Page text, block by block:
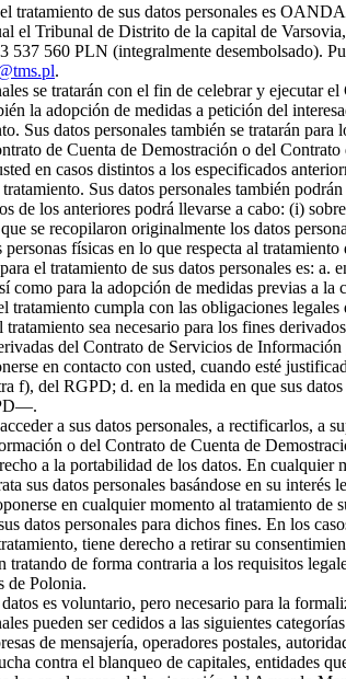
tratamiento de sus datos personales es
el Tribunal de Distrito de la capital de
537 560 PLN (integralmente desembolsado).
.
se tratarán con el fin de celebrar y ejecutar
la adopción de medidas a petición del
Sus datos personales también se tratarán
de Cuenta de Demostración o del
en casos distintos a los especificados
Sus datos personales también
de los anteriores podrá llevarse a cabo: (i)
se recopilaron originalmente los datos
personas físicas en lo que respecta al
el tratamiento de sus datos personales es:
como para la adopción de medidas previas a
tratamiento cumpla con las obligaciones
tratamiento sea necesario para los fines
del Contrato de Servicios de
en contacto con usted, cuando esté
f), del RGPD; d. en la medida en que sus
a sus datos personales, a rectificarlos,
o del Contrato de Cuenta de
a la portabilidad de los datos. En cualquier
sus datos personales basándose en su
en cualquier momento al tratamiento
datos personales para dichos fines. En los
tiene derecho a retirar su
tratando de forma contraria a los requisitos
de Polonia.
es voluntario, pero necesario para la
pueden ser cedidos a las siguientes
de mensajería, operadores postales,
contra el blanqueo de capitales, entidades